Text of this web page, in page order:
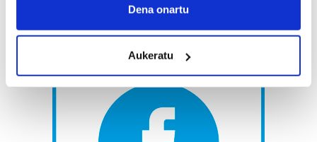
Collect information about your geographical
Identify your device by actively scanning it for
specific characteristics (fingerprinting)
Find out more about how your personal data is processed
and set your preferences in thedetails section
Dena onartu
Aukeratu